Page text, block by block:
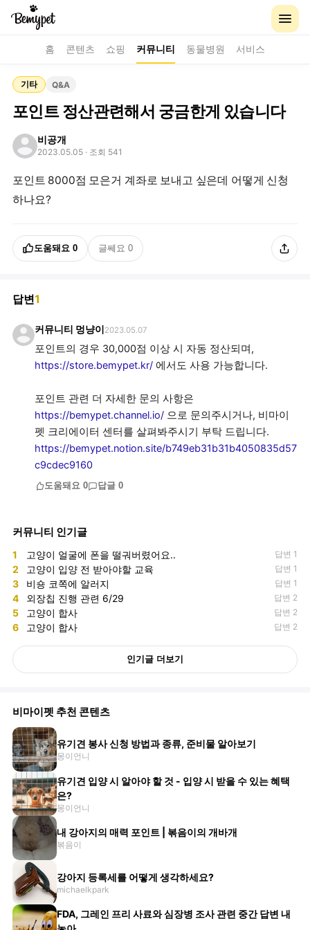
홈 콘텐츠 쇼핑 커뮤니티 동물병원 서비스
기타 Q&A
포인트 정산관련해서 궁금한게 있습니다
비공개
2023.05.05 · 조회 541
포인트 8000점 모은거 계좌로 보내고 싶은데 어떻게 신청
하나요?
도움돼요 0 글쎄요 0
답변1
커뮤니티 멍냥이 2023.05.07
포인트의 경우 30,000점 이상 시 자동 정산되며,
https://store.bemypet.kr/ 에서도 사용 가능합니다.
포인트 관련 더 자세한 문의 사항은
https://bemypet.channel.io/ 으로 문의주시거나, 비마이
https://bemypet.notion.site/b749eb31b31b4050835d57
c9cdec9160
도움돼요 0 답글 0
커뮤니티 인기글
1 고양이 얼굴에 폰을 떨궈버렸어요.. 답변 1
2 고양이 입양 전 받아야할 교육 답변 1
3 비숑 코쪽에 알러지 답변 1
4 외장칩 진행 관련 6/29 답변 2
5 고양이 합사 답변 2
6 고양이 합사 답변 2
인기글 더보기
비마이펫 추천 콘텐츠
유기견 봉사 신청 방법과 종류, 준비물 알아보기
몽이언니
유기견 입양 시 알아야 할 것 - 입양 시 받을 수 있는 혜택
은?
몽이언니
내 강아지의 매력 포인트 | 볶음이의 개바개
볶음이
강아지 등록세를 어떻게 생각하세요?
michaelkpark
FDA, 그레인 프리 사료와 심장병 조사 관련 중간 답변 내